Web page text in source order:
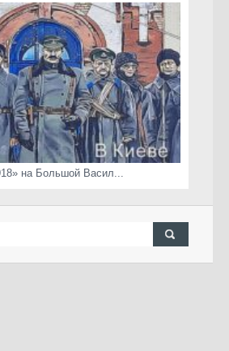
на Большой Васил...